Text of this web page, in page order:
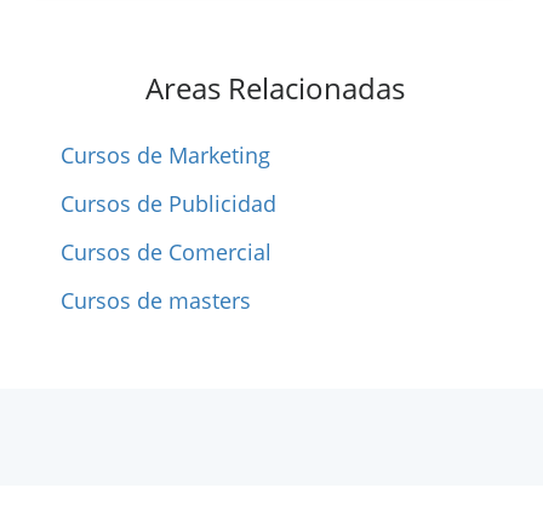
Areas Relacionadas
Cursos de Marketing
Cursos de Publicidad
Cursos de Comercial
Cursos de masters